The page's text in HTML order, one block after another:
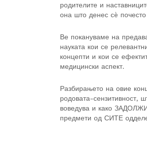
родителите и
она што денес сè
Ве покануваме на
науката кои се
концепти и кои се
медицински аспект.
Разбирањето на овие
родовата-сензитивност,
воведува и како
предмети од СИТЕ